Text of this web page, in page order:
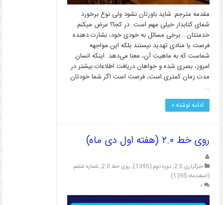
مقدمه مترجم: شاید باورتان نشود ولی نوع برخورد
شمای کتابدار خیلی مهم است. در کجا؟ عرض میکنم
خدمتتان… برخی مسائل به خودی خود، بشارت‌ دهنده
فرصت یا منادی تهدید نیستند بلکه این مواجهه
شماست که به ماهیت آن، معنا می‌دهد. اینکه انسان
امروز، بصری شده و خواهان دریافت اطلاعات بیشتر در
مدت زمان کمتری است، فرصت است اگر شما خودتان
…
ادامه نوشته »
روی خط ۲.۰ (هفته اول دی ماه)
خبرگزاری 2.0 ,دوره دوم (1395) , روی خط 2.0 , شماره ششم
(اسفندماه 1395)
۰